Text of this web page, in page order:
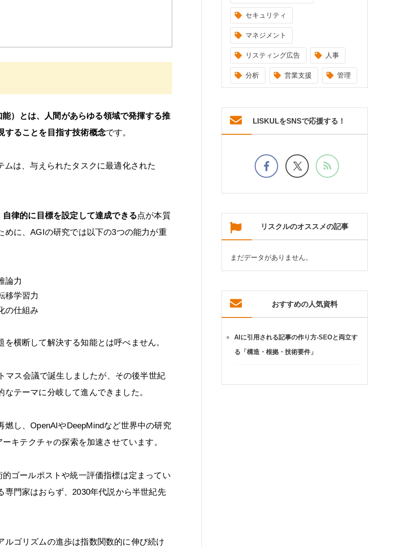
）とは、人間があらゆる領域で発揮する推
することを目指す技術概念です。
は、与えられたタスクに最適化された
律的に目標を設定して達成できる点が本質
に、AGIの研究では以下の3つの能力が重
論力
移学習力
の仕組み
横断して解決する知能とは呼べません。
マス会議で誕生しましたが、その後半世紀
テーマに分岐して進んできました。
し、OpenAIやDeepMindなど世界中の研究
キテクチャの探索を加速させています。
ゴールポストや統一評価指標は定まってい
専門家はおらず、2030年代説から半世紀先
ゴリズムの進歩は指数関数的に伸び続け
セキュリティ
マネジメント
リスティング広告 人事
分析 営業支援 管理
LISKULをSNSで応援する！
リスクルのオススメの記事
まだデータがありません。
おすすめの人気資料
AIに引用される記事の作り方-SEOと両立す
る「構造・根拠・技術要件」